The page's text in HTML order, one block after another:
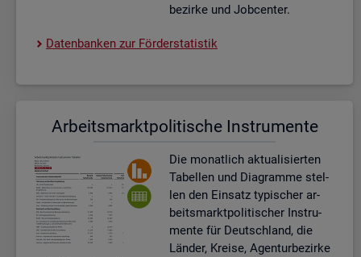
be­zir­ke und Job­cen­ter.
Da­ten­ban­ken zur För­der­sta­tis­tik
Ar­beits­markt­po­li­ti­sche In­stru­men­te
Die mo­nat­lich ak­tua­li­sier­ten
Ta­bel­len und Dia­gram­me stel­
len den Ein­satz ty­pi­scher ar­
beits­markt­po­li­ti­scher In­stru­
men­te für Deutsch­land, die
Län­der, Krei­se, Agen­tur­be­zir­ke